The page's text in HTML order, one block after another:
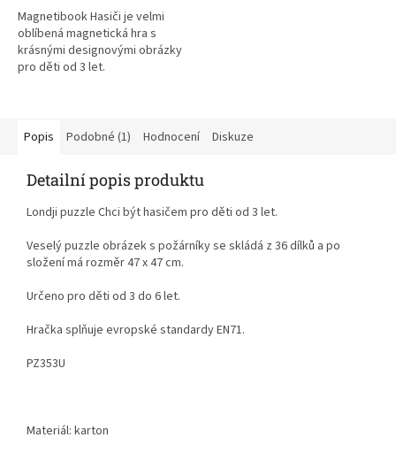
Magnetibook Hasiči je velmi
oblíbená magnetická hra s
krásnými designovými obrázky
pro děti od 3 let.
Popis Podobné (1) Hodnocení Diskuze
Detailní popis produktu
Londji puzzle Chci být hasičem pro děti od 3 let.
Veselý puzzle obrázek s požárníky se skládá z 36 dílků a po
složení má rozměr 47 x 47 cm.
Určeno pro děti od 3 do 6 let.
Hračka splňuje evropské standardy EN71.
PZ353U
Materiál: karton